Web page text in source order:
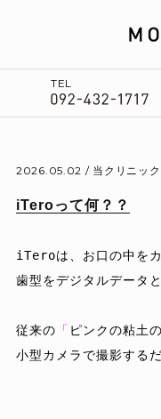
TEL
2026.05.02 / 当クリニッ
iTeroって何？？
iTeroは、お口の中を
歯型をデジタルデータ
従来の 「 ピンクの粘土
小型カメラで撮影する